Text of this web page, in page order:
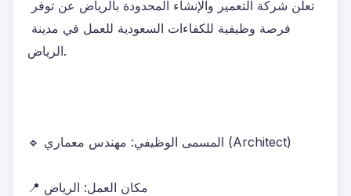
الرياض.
🔹 المسمى الوظيفي: مهندس معماري (Architect)
📍 مكان العمل: الرياض